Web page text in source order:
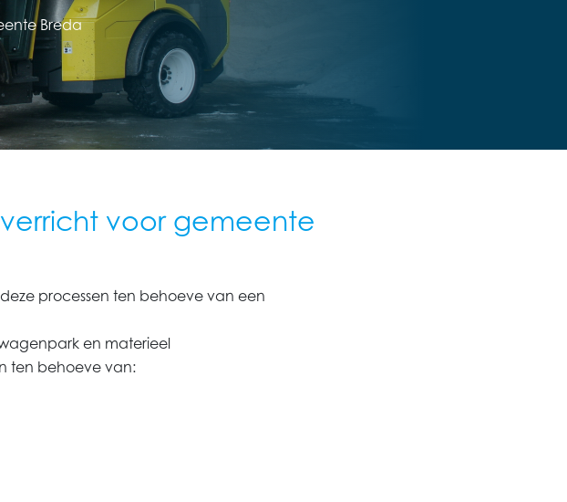
Breda
voor gemeente
processen ten behoeve van een
en materieel
ten behoeve van: